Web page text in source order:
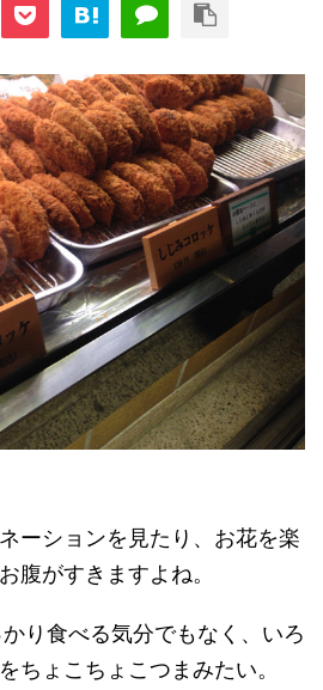
ーションを見たり、お花を楽
腹がすきますよね。
り食べる気分でもなく、いろ
ちょこちょこつまみたい。